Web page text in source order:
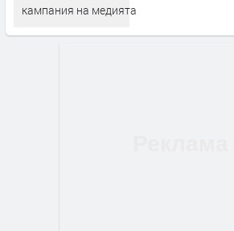
кампания на медията